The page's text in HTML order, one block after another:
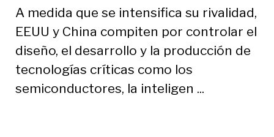
A medida que se intensifica su rivalidad,
EEUU y China compiten por controlar el
diseño, el desarrollo y la producción de
tecnologías críticas como los
semiconductores, la inteligen ...